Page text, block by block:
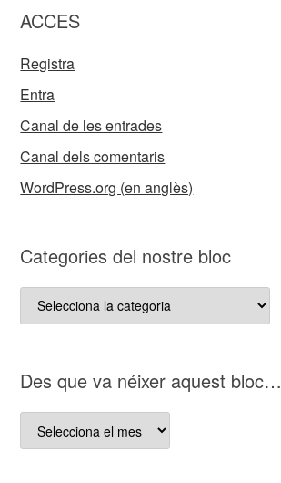
ACCES
Registra
Entra
Canal de les entrades
Canal dels comentaris
WordPress.org (en anglès)
Categories del nostre bloc
Categories
del
D es que va néixer aquest bloc…
D es
que